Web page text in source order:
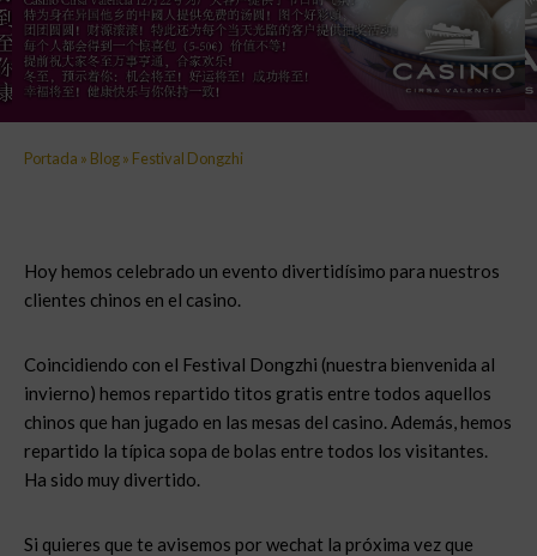
Portada » Blog» Festival Dongzhi
Hoy hemos celebrado un evento divertidísimo para nuestros
clientes chinos en el casino.
Coincidiendo con el Festival Dongzhi (nuestra bienvenida al
invierno) hemos repartido titos gratis entre todos aquellos
chinos que han jugado en las mesas del casino. Además, hemos
repartido la típica sopa de bolas entre todos los visitantes.
Ha sido muy divertido.
Si quieres que te avisemos por wechat la próxima vez que